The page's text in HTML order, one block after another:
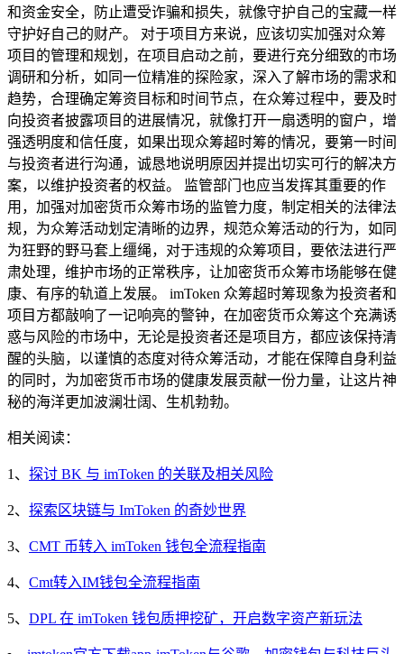
和资金安全，防止遭受诈骗和损失，就像守护自己的宝藏一样
守护好自己的财产。 对于项目方来说，应该切实加强对众筹
项目的管理和规划，在项目启动之前，要进行充分细致的市场
调研和分析，如同一位精准的探险家，深入了解市场的需求和
趋势，合理确定筹资目标和时间节点，在众筹过程中，要及时
向投资者披露项目的进展情况，就像打开一扇透明的窗户，增
强透明度和信任度，如果出现众筹超时筹的情况，要第一时间
与投资者进行沟通，诚恳地说明原因并提出切实可行的解决方
案，以维护投资者的权益。 监管部门也应当发挥其重要的作
用，加强对加密货币众筹市场的监管力度，制定相关的法律法
规，为众筹活动划定清晰的边界，规范众筹活动的行为，如同
为狂野的野马套上缰绳，对于违规的众筹项目，要依法进行严
肃处理，维护市场的正常秩序，让加密货币众筹市场能够在健
康、有序的轨道上发展。 imToken 众筹超时筹现象为投资者和
项目方都敲响了一记响亮的警钟，在加密货币众筹这个充满诱
惑与风险的市场中，无论是投资者还是项目方，都应该保持清
醒的头脑，以谨慎的态度对待众筹活动，才能在保障自身利益
的同时，为加密货币市场的健康发展贡献一份力量，让这片神
秘的海洋更加波澜壮阔、生机勃勃。
相关阅读：
1、 探讨 BK 与 imToken 的关联及相关风险
2、 探索区块链与 ImToken 的奇妙世界
3、 CMT 币转入 imToken 钱包全流程指南
4、 Cmt转入IM钱包全流程指南
5、 DPL 在 imToken 钱包质押挖矿，开启数字资产新玩法